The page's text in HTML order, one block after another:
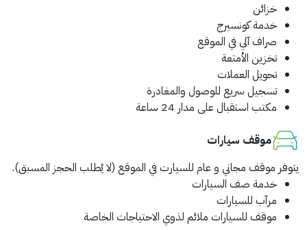
خزائن
خدمة كونسيرج
صراف آلي في الموقع
تخزين الأمتعة
تحويل العملات
تسجيل سريع للوصول والمغادرة
مكتب استقبال على مدار 24 ساعة
موقف سيارات
يتوفر موقف مجاني و عام للسيارت في الموقع (لا يُطلب الحجز المسبق).
خدمة صف السيارات
مرآب للسيارات
موقف للسيارات ملائم لذوي الاحتياجات الخاصة